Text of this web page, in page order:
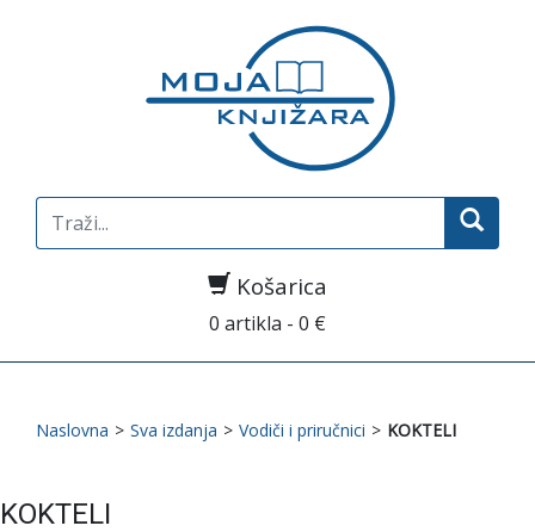
Search
for:
Košarica
0 artikla - 0 €
Naslovna > Sva izdanja > Vodiči i priručnici > KOKTELI
KOKTELI